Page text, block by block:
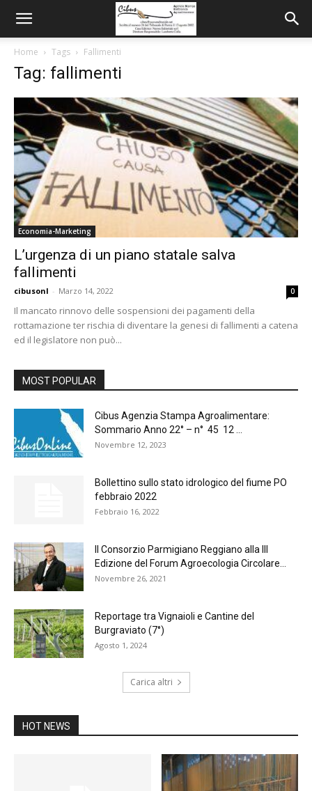
Home Tags Fallimenti
Tag: fallimenti
Economia-Marketing
L’urgenza di un piano statale salva
fallimenti
cibusonl - Marzo 14, 2022 0
Il mancato rinnovo delle sospensioni dei pagamenti della
rottamazione ter rischia di diventare la genesi di fallimenti a catena
ed il legislatore non può...
MOST POPULAR
Cibus Agenzia Stampa Agroalimentare:
Sommario Anno 22° – n° 45 12 ...
Novembre 12, 2023
Bollettino sullo stato idrologico del fiume PO
febbraio 2022
Febbraio 16, 2022
Il Consorzio Parmigiano Reggiano alla III
Edizione del Forum Agroecologia Circolare...
Novembre 26, 2021
Reportage tra Vignaioli e Cantine del
Burgraviato (7°)
Agosto 1, 2024
Carica altri
HOT NEWS